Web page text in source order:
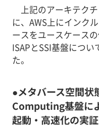
上記のアーキテク
に、AWS上にインク
ースをユースケース
ISAPとSSI基盤につ
た。
●メタバース空間
Computing基盤に
起動・高速化の実証